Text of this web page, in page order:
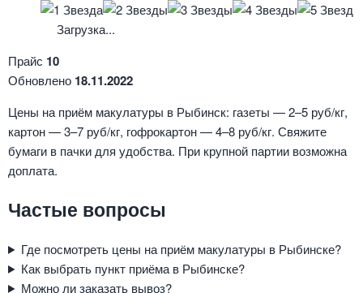
Загрузка...
Прайс 10
Обновлено 18.11.2022
Цены на приём макулатуры в Рыбинск: газеты — 2–5 руб/кг,
картон — 3–7 руб/кг, гофрокартон — 4–8 руб/кг. Свяжите
бумаги в пачки для удобства. При крупной партии возможна
доплата.
Частые вопросы
Где посмотреть цены на приём макулатуры в Рыбинске?
Как выбрать пункт приёма в Рыбинске?
Можно ли заказать вывоз?